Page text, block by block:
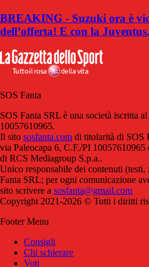
BREAKING - Suzuki ora è
dell’offerta! E con la
SOS Fanta
SOS Fanta SRL è una società iscritta
10057610965.
Il sito sosfanta.com di titolarità di SOS
via Paleocapa 6, C.F./PI
di RCS Mediagroup S.p.a..
Unico responsabile dei contenuti
Fanta SRL; per ogni comunicazione
sito scrivere a sosfanta@gmail.com
Copyright 2021-2026 © Tutti i diritti
Footer Menu
Consigli
Chi schierare
Voti